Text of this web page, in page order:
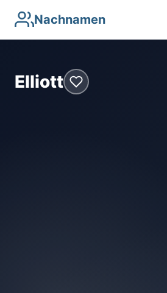
Nachnamen
Elliott